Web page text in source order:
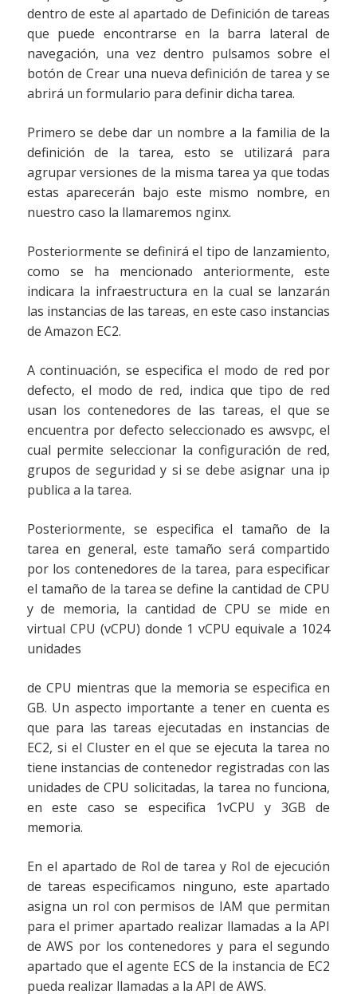
dentro de este al apartado de Definición de tareas
que puede encontrarse en la barra lateral de
navegación, una vez dentro pulsamos sobre el
botón de Crear una nueva definición de tarea y se
abrirá un formulario para definir dicha tarea.
Primero se debe dar un nombre a la familia de la
definición de la tarea, esto se utilizará para
agrupar versiones de la misma tarea ya que todas
estas aparecerán bajo este mismo nombre, en
nuestro caso la llamaremos nginx.
Posteriormente se definirá el tipo de lanzamiento,
como se ha mencionado anteriormente, este
indicara la infraestructura en la cual se lanzarán
las instancias de las tareas, en este caso instancias
de Amazon EC2.
A continuación, se especifica el modo de red por
defecto, el modo de red, indica que tipo de red
usan los contenedores de las tareas, el que se
encuentra por defecto seleccionado es awsvpc, el
cual permite seleccionar la configuración de red,
grupos de seguridad y si se debe asignar una ip
publica a la tarea.
Posteriormente, se especifica el tamaño de la
tarea en general, este tamaño será compartido
por los contenedores de la tarea, para especificar
el tamaño de la tarea se define la cantidad de CPU
y de memoria, la cantidad de CPU se mide en
virtual CPU (vCPU) donde 1 vCPU equivale a 1024
unidades
de CPU mientras que la memoria se especifica en
GB. Un aspecto importante a tener en cuenta es
que para las tareas ejecutadas en instancias de
EC2, si el Cluster en el que se ejecuta la tarea no
tiene instancias de contenedor registradas con las
unidades de CPU solicitadas, la tarea no funciona,
en este caso se especifica 1vCPU y 3GB de
memoria.
En el apartado de Rol de tarea y Rol de ejecución
de tareas especificamos ninguno, este apartado
asigna un rol con permisos de IAM que permitan
para el primer apartado realizar llamadas a la API
de AWS por los contenedores y para el segundo
apartado que el agente ECS de la instancia de EC2
pueda realizar llamadas a la API de AWS.